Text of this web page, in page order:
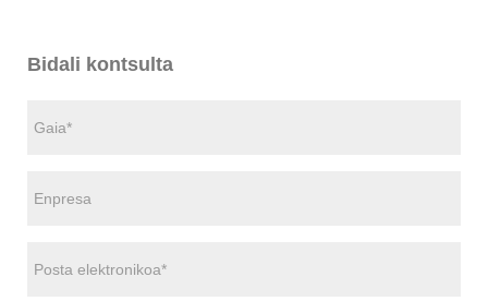
Bidali kontsulta